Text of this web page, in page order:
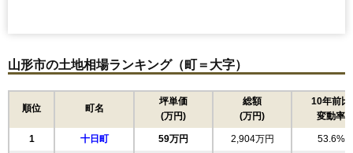
山形市の土地相場ランキング（町＝大字）
順位 町名
坪単価
(万円)
総額
(万円)
10年前比
変動率
1 十日町 59万円 2,904万円 53.6%